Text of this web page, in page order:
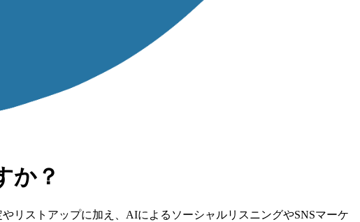
か？
リストアップに加え、AIによるソーシャルリスニングやSNSマーケ